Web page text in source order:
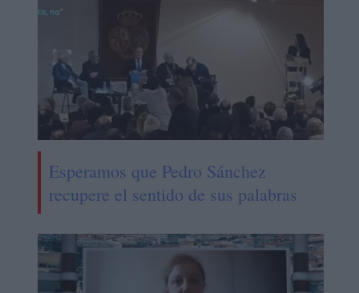
Esperamos que Pedro Sánchez
recupere el sentido de sus palabras